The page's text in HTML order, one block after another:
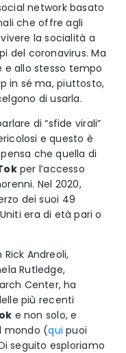
network basato
che offre agli
la socialità a
del coronavirus. Ma
e allo stesso tempo
in sé ma, piuttosto,
di usarla.
di “sfide virali”
e questo è
che quella di
per l’accesso
Nel 2020,
dei suoi 49
era di età pari o
Rick Andreoli,
Rutledge,
Center, ha
più recenti
e non solo, e
mondo (qui puoi
seguito esploriamo